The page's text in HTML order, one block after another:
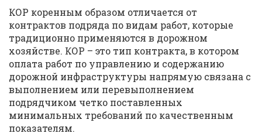
КОР коренным образом отличается от
контрактов подряда по видам работ, которые
традиционно применяются в дорожном
хозяйстве. КОР – это тип контракта, в котором
оплата работ по управлению и содержанию
дорожной инфраструктуры напрямую связана с
выполнением или перевыполнением
подрядчиком четко поставленных
минимальных требований по качественным
показателям.